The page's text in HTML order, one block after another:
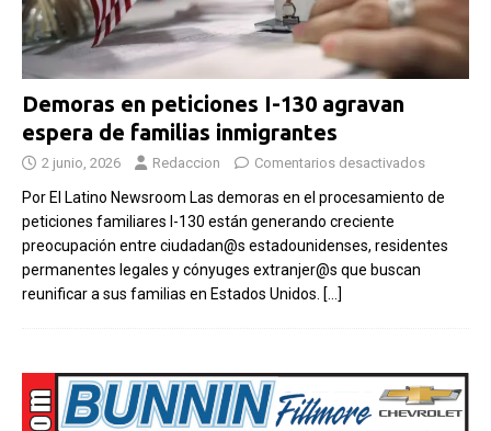
Demoras en peticiones I-130 agravan
espera de familias inmigrantes
2 junio, 2026 Redaccion Comentarios desactivados
Por El Latino Newsroom Las demoras en el procesamiento de
peticiones familiares I-130 están generando creciente
preocupación entre ciudadan@s estadounidenses, residentes
permanentes legales y cónyuges extranjer@s que buscan
reunificar a sus familias en Estados Unidos. […]